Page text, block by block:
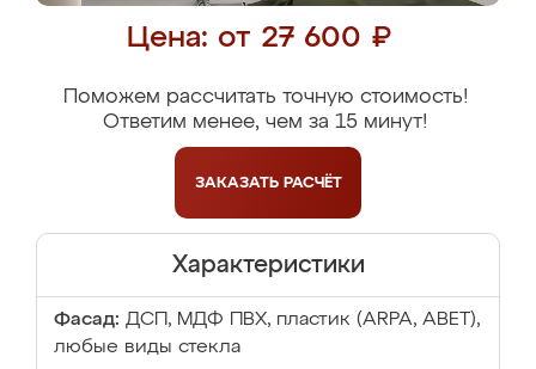
Цена: от 27 600 ₽
Поможем рассчитать точную стоимость!
Ответим менее, чем за 15 минут!
ЗАКАЗАТЬ РАСЧЁТ
Характеристики
Фасад: ДСП, МДФ ПВХ, пластик (ARPA, ABET),
любые виды стекла